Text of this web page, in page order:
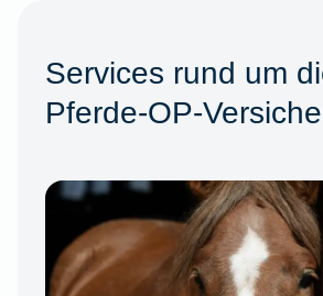
Services rund um
Pferde-OP-